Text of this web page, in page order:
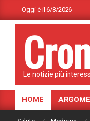
to
Oggi è il 6/8/2026
Le notizie più
Primary
Navigation
HOME